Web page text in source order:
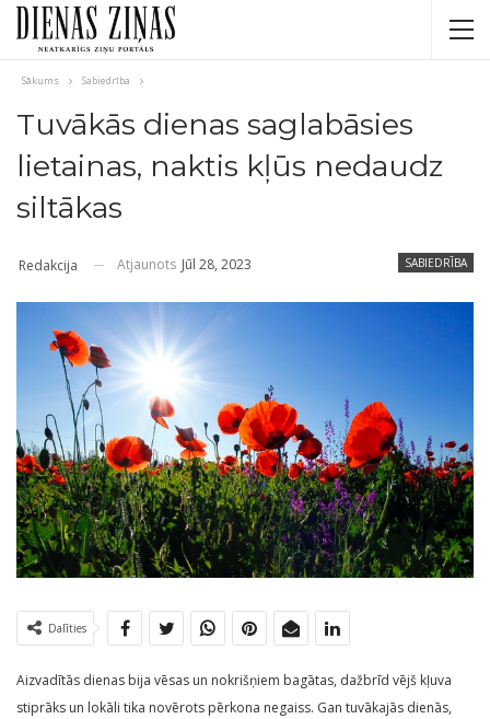
Sākums Sabiedrība
Tuvākās dienas saglabāsies
lietainas, naktis kļūs nedaudz
siltākas
SABIEDRĪBA
Redakcija Atjaunots Jūl 28, 2023
Dalīties
Aizvadītās dienas bija vēsas un nokrišņiem bagātas, dažbrīd vējš kļuva
stiprāks un lokāli tika novērots pērkona negaiss. Gan tuvākajās dienās,